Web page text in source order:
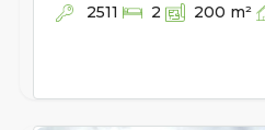
2511 2 200 m²